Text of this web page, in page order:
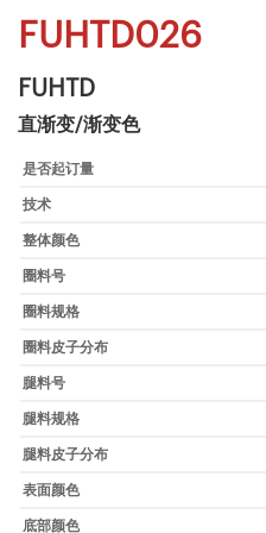
FUHTD026
FUHTD
直渐变/渐变色
是否起订量
技术
整体颜色
圈料号
圈料规格
圈料皮子分布
腿料号
腿料规格
腿料皮子分布
表面颜色
底部颜色